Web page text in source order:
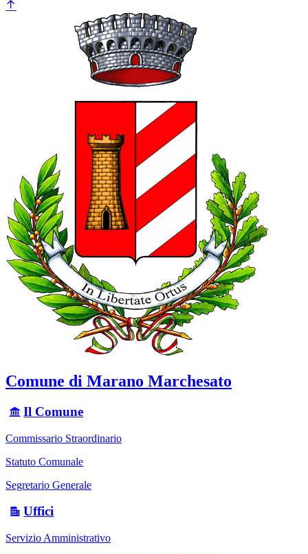
Comune di Marano Marchesato
Il Comune
Commissario Straordinario
Statuto Comunale
Segretario Generale
Uffici
Servizio Amministrativo